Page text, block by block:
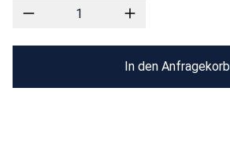
In den Anfragekorb